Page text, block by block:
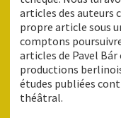
articles des auteurs
propre article sous
comptons
articles de Pavel Bár
productions
études publiées
théâtral.